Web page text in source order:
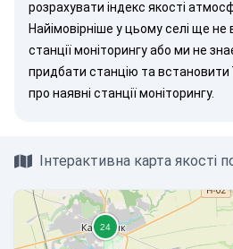
розрахувати індекс якості
Найімовірніше у цьому селі ще
станції моніторингу або ми не
придбати станцію та встановити
про наявні станції моніторингу.
Інтерактивна карта якості